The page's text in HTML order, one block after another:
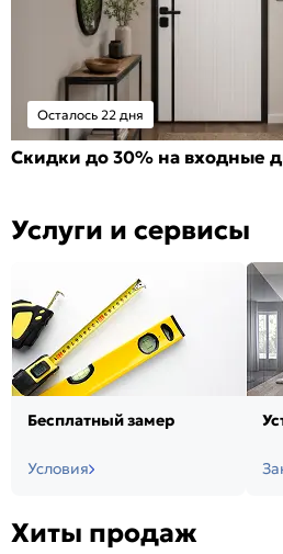
Осталось 22 дня
Скидки до 30% на входные
Услуги и сервисы
Бесплатный замер
Условия
Хиты продаж